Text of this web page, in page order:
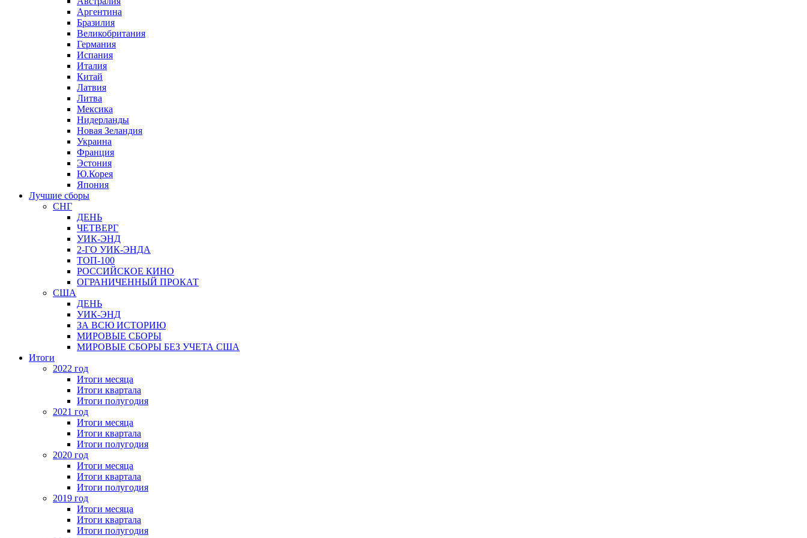
Аргентина
Бразилия
Великобритания
Германия
Испания
Италия
Китай
Латвия
Литва
Мексика
Нидерланды
Новая Зеландия
Украина
Франция
Эстония
Ю.Корея
Япония
Лучшие сборы
СНГ
ДЕНЬ
ЧЕТВЕРГ
УИК-ЭНД
2-ГО УИК-ЭНДА
ТОП-100
РОССИЙСКОЕ КИНО
ОГРАНИЧЕННЫЙ ПРОКАТ
США
ДЕНЬ
УИК-ЭНД
ЗА ВСЮ ИСТОРИЮ
МИРОВЫЕ СБОРЫ
МИРОВЫЕ СБОРЫ БЕЗ УЧЕТА США
Итоги
2022 год
Итоги месяца
Итоги квартала
Итоги полугодия
2021 год
Итоги месяца
Итоги квартала
Итоги полугодия
2020 год
Итоги месяца
Итоги квартала
Итоги полугодия
2019 год
Итоги месяца
Итоги квартала
Итоги полугодия